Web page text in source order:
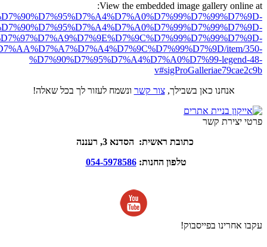
View the embedded image gallery online at:
item/350-
%D7%90%D7%95%D7%A4%D7%A0%D7%99-legend-48-
v#sigProGalleriae79cae2c9b
אנחנו כאן בשבילך,צור קשר ונשמח לעזור לך בכל שאלה!
פרטי יצירת קשר
כתובת ראשית: הסדנא 3, רעננה
טלפון החנות:054-5978586
עקבו אחרינו בפייסבוק!